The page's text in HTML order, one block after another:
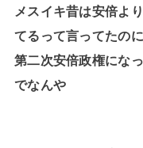
メスイキ昔は安倍よ
てるって言ってたのに
第二次安倍政権にな
でなんや